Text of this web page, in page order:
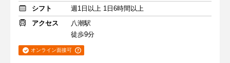
シフト
週1日以上 1日6時間以上
アクセス
八潮駅
徒歩9分
オンライン面接可